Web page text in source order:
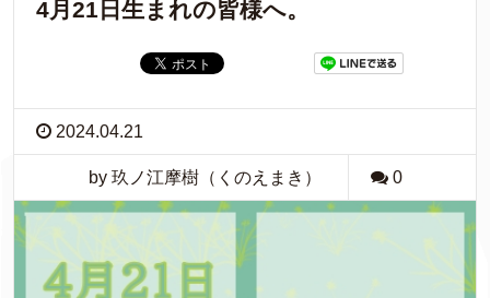
4月21日生まれの皆様へ。
2024.04.21
by 玖ノ江摩樹（くのえまき） 0